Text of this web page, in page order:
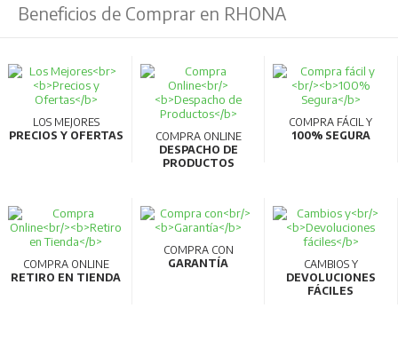
Compatibilidad AC/DC:Los modelos de 32AF y
de especificación adicional.
Comunicaciones inteligentes:
Compatibilidad con
CC-Link para transmitir datos de medición a PC,
permitiendo la gestión energética y visualización en
termoplásticos fácilmente reciclables y cumplen con la
normativa RoHS.
Alta calidad y eficiencia:
Producidos en líneas de
Beneficios de Comprar en RHONA
LOS MEJORES
PRECIOS Y OFERTAS
COMPRA ONLINE
DESPACHO DE
PRODUCTOS
COMPRA FÁCIL Y
100% SEGURA
COMPRA ONLINE
RETIRO EN TIENDA
COMPRA CON
GARANTÍA
CAMBIOS Y
DEVOLUCIONES
FÁCILES